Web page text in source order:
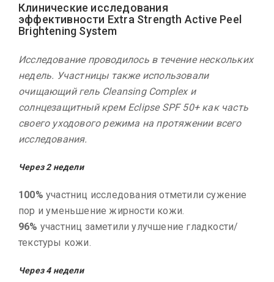
Клинические исследования
эффективности Extra Strength Active Peel
Brightening System
Исследование проводилось в течение нескольких
недель. Участницы также использовали
очищающий гель Cleansing Complex и
солнцезащитный крем Eclipse SPF 50+ как часть
своего уходового режима на протяжении всего
исследования.
Через 2 недели
100% участниц исследования отметили сужение
пор и уменьшение жирности кожи.
96% участниц заметили улучшение гладкости/
текстуры кожи.
Через 4 недели